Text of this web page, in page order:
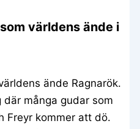
världens ände i
ände Ragnarök.
många gudar som
Freyr kommer att dö.